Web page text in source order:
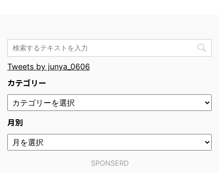
Tweets by junya_0606
カテゴリー
月別
SPONSERD